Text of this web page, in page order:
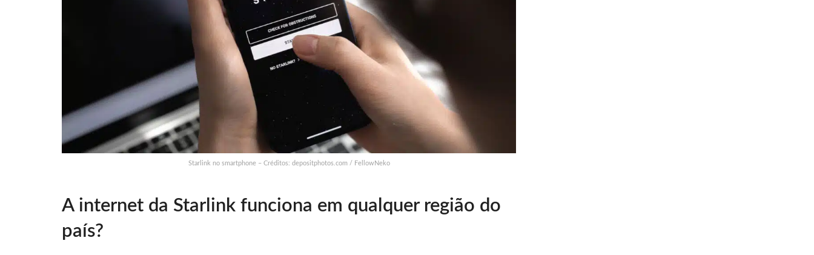
Starlink no smartphone – Créditos: depositphotos.com / FellowNeko
A internet da Starlink funciona em qualquer região do
país?